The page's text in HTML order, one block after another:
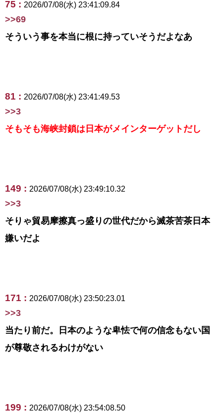
75 : 2026/07/08(水) 23:41:09.84
>>69
そういう事を本当に根に持っていそうだよなあ
81 : 2026/07/08(水) 23:41:49.53
>>3
そもそも海峡封鎖は日本がメインターゲットだし
149 : 2026/07/08(水) 23:49:10.32
>>3
そりゃ貿易摩擦真っ盛りの世代だから滅茶苦茶日本
嫌いだよ
171 : 2026/07/08(水) 23:50:23.01
>>3
当たり前だ。日本のような卑怯で何の信念もない国
が尊敬されるわけがない
199 : 2026/07/08(水) 23:54:08.50